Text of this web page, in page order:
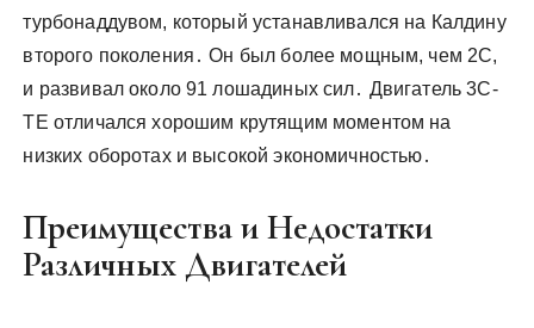
турбонаддувом, который устанавливался на Калдину
второго поколения․ Он был более мощным, чем 2C,
и развивал около 91 лошадиных сил․ Двигатель 3C-
TE отличался хорошим крутящим моментом на
низких оборотах и высокой экономичностью․
Преимущества и Недостатки
Различных Двигателей